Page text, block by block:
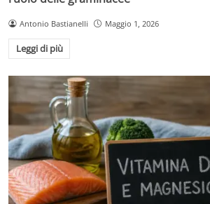
Antonio Bastianelli Maggio 1, 2026
Leggi di più